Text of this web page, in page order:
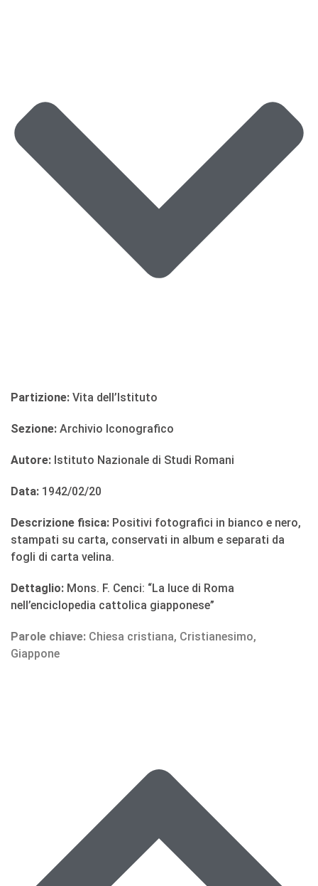
Partizione: Vita dell’Istituto
Sezione: Archivio Iconografico
Autore: Istituto Nazionale di Studi Romani
Data: 1942/02/20
Descrizione fisica: Positivi fotografici in bianco e nero,
stampati su carta, conservati in album e separati da
fogli di carta velina.
Dettaglio: Mons. F. Cenci: “La luce di Roma
nell’enciclopedia cattolica giapponese”
Parole chiave: Chiesa cristiana, Cristianesimo,
Giappone